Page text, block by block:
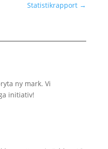
Statistikrapport →
ny mark. Vi
initiativ!